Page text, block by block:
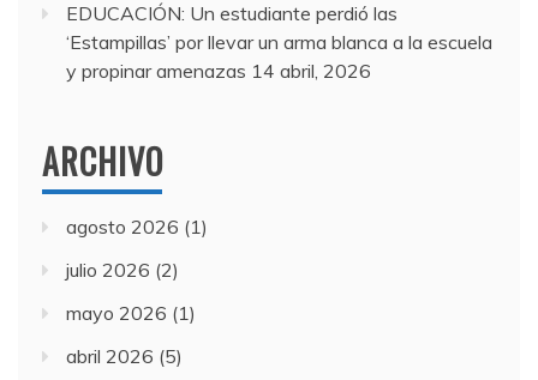
EDUCACIÓN: Un estudiante perdió las
‘Estampillas’ por llevar un arma blanca a la escuela
y propinar amenazas 14 abril, 2026
ARCHIVO
agosto 2026 (1)
julio 2026 (2)
mayo 2026 (1)
abril 2026 (5)